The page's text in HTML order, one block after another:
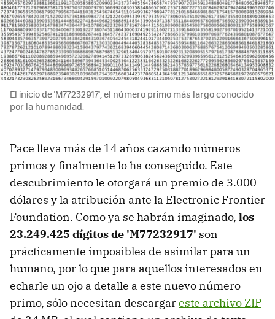
El inicio de 'M77232917', el número primo más largo conocido
por la humanidad.
Pace lleva más de 14 años cazando números
primos y finalmente lo ha conseguido. Este
descubrimiento le otorgará un premio de 3.000
dólares y la atribución ante la Electronic Frontier
Foundation. Como ya se habrán imaginado, los
23.249.425 dígitos de 'M77232917' son
prácticamente imposibles de asimilar para un
humano, por lo que para aquellos interesados en
echarle un ojo a detalle a este nuevo número
primo, sólo necesitan descargareste archivo ZIP